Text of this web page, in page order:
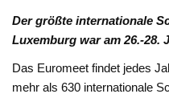
Der größte internationale
Luxemburg war am 26.-28.
Das Euromeet findet jedes
mehr als 630 internationale